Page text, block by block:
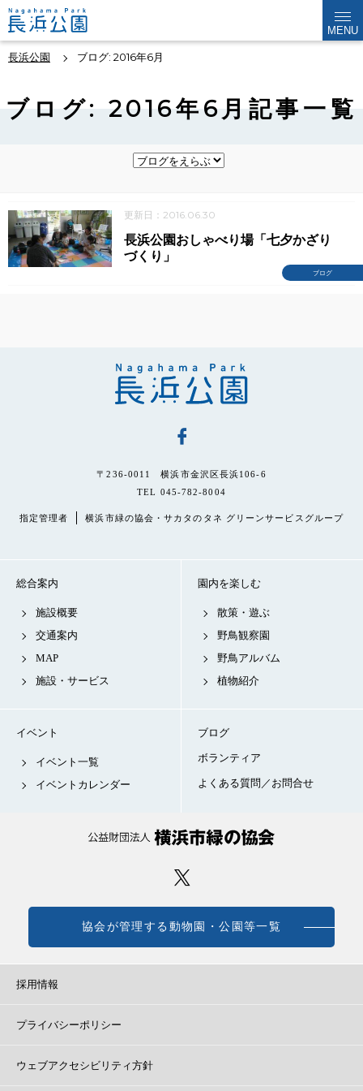
MENU
長浜公園 ブログ: 2016年6月
ブログ: 2016年6月記事一覧
更新日：2016.06.30
ブログ
長浜公園おしゃべり場「七夕かざり
づくり」
〒236-0011 横浜市金沢区長浜106-6
TEL 045-782-8004
指定管理者 横浜市緑の協会・サカタのタネ グリーンサービスグループ
総合案内
施設概要
交通案内
MAP
施設・サービス
園内を楽しむ
散策・遊ぶ
野鳥観察園
野鳥アルバム
植物紹介
イベント
イベント一覧
イベントカレンダー
ブログ
ボランティア
よくある質問／お問合せ
協会が管理する動物園・公園等一覧
採用情報
プライバシーポリシー
ウェブアクセシビリティ方針